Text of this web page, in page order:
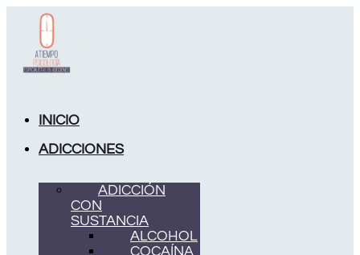
contenido
INICIO
ADICCIONES
ADICCIÓN
CON
SUSTANCIA
ALCOHOL
COCAÍNA